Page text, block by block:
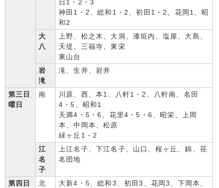
日1・2・3
神田1・2、総和1・2、初田1・2、花岡1、昭
和2
大
八
上野、松之木、大洞、漆垣内、塩屋、大島、
天堤、三福寺、東栄
東山台
岩
滝
滝、生井、岩井
第三日
曜日
南
川原、西、本1、八軒1・2、八軒南、名田
4・5、昭和1
天満4・5・6、花里4・5・6、昭栄、上岡
本、中岡本、松原
緑ヶ丘1・2
江
名
子
上江名子、下江名子、山口、桜ヶ丘、錦、荏
名団地
第四日
北
大新4・5、総和3、初田3、花岡3、下岡本、